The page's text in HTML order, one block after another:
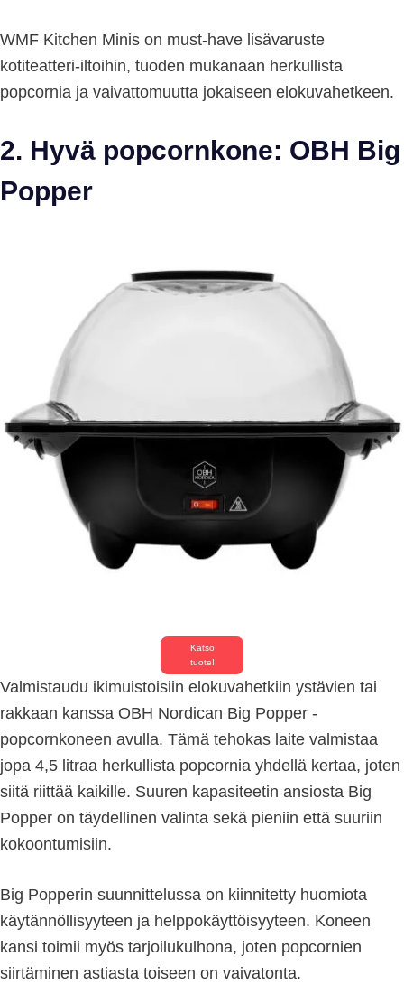
WMF Kitchen Minis on must-have lisävaruste
kotiteatteri-iltoihin, tuoden mukanaan herkullista
popcornia ja vaivattomuutta jokaiseen elokuvahetkeen.
2. Hyvä popcornkone: OBH Big
Popper
Katso
tuote!
Valmistaudu ikimuistoisiin elokuvahetkiin ystävien tai
rakkaan kanssa OBH Nordican Big Popper -
popcornkoneen avulla. Tämä tehokas laite valmistaa
jopa 4,5 litraa herkullista popcornia yhdellä kertaa, joten
siitä riittää kaikille. Suuren kapasiteetin ansiosta Big
Popper on täydellinen valinta sekä pieniin että suuriin
kokoontumisiin.
Big Popperin suunnittelussa on kiinnitetty huomiota
käytännöllisyyteen ja helppokäyttöisyyteen. Koneen
kansi toimii myös tarjoilukulhona, joten popcornien
siirtäminen astiasta toiseen on vaivatonta.